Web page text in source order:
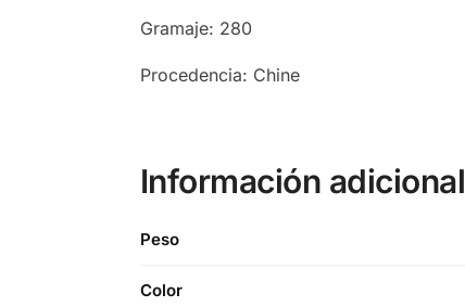
Gramaje: 280
Procedencia: Chine
Información adicional
Peso
Color